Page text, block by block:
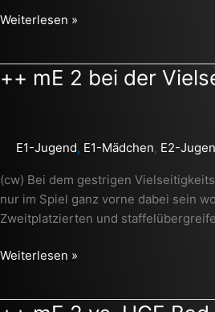
Weiterlesen »
++ mE 2 bei der
E1-Jugend, E1-Mädchen, E2-
(cw) Bei dem gestrigen
nur im Spiel ganz vorne dabei sein
Zweitplatzierten und
++
der
wieder
beste
Mannschaft
allen
Weiterlesen »
++